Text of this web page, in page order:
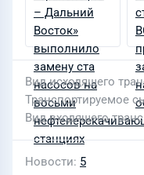
Вид исходящего
Транспортируемое
Вид входящего
Новости 5